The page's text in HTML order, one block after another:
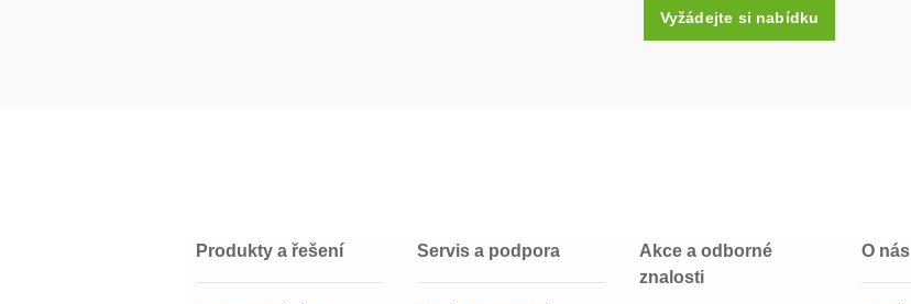
Přesné váhy LA
Přesné váhy MA
Vyžádejte si nabídku
Produkty a řešení Servis a podpora
Akce a odborné
znalosti
O nás